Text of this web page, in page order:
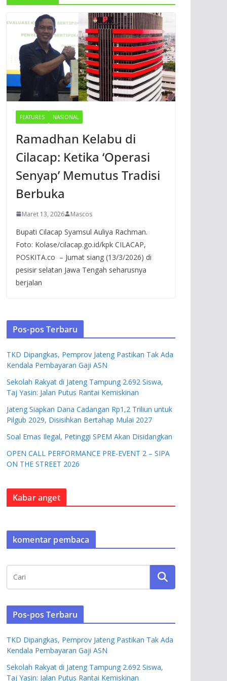
FEATURES NASIONAL
Ramadhan Kelabu di
Cilacap: Ketika ‘Operasi
Senyap’ Memutus Tradisi
Berbuka
Maret 13, 2026 Mascos
Bupati Cilacap Syamsul Auliya Rachman.
Foto: Kolase/cilacap.go.id/kpk CILACAP,
POSKITA.co – Jumat siang (13/3/2026) di
pesisir selatan Jawa Tengah seharusnya
berjalan
Pos-pos Terbaru
TKD Dipangkas, Pemprov Jateng Pastikan Tak Ada
Kendala Pembayaran Gaji ASN
Sekolah Rakyat di Jateng Tampung 2.692 Siswa,
Taj Yasin: Jalan Putus Rantai Kemiskinan
Jateng Siapkan Dana Cadangan Rp1,2 Triliun untuk
Pilgub 2029, Disisihkan Bertahap Mulai 2027
Soal Emas Ilegal, Petinggi SPEM Akan Disidangkan
OPEN CALL PERFORMANCE PRE-EVENT 2 – SIPA
ON THE STREET 2026
Kabar anget
komentar pembaca
Pos-pos Terbaru
TKD Dipangkas, Pemprov Jateng Pastikan Tak Ada
Kendala Pembayaran Gaji ASN
Sekolah Rakyat di Jateng Tampung 2.692 Siswa,
Taj Yasin: Jalan Putus Rantai Kemiskinan